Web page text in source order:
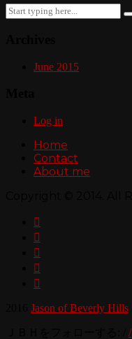
Search
for:
June 2015
Log in
Home
Contact
About me





Jason of Beverly Hills
/